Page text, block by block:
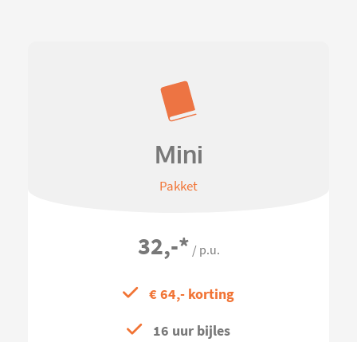
Mini
Pakket
32,-* / p.u.
€ 64,- korting
16 uur bijles